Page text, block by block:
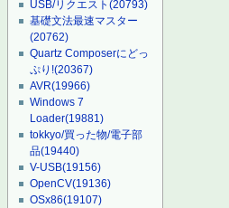
USB/リクエスト(20793)
基礎文法最速マスター
(20762)
Quartz Composerにどっ
ぷり!(20367)
AVR(19966)
Windows 7
Loader(19881)
tokkyo/買った物/電子部
品(19440)
V-USB(19156)
OpenCV(19136)
OSx86(19107)